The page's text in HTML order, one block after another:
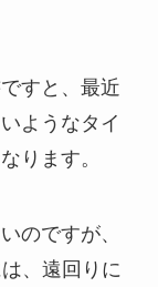
すと、最近
ようなタイ
ります。
のですが、
、遠回りに